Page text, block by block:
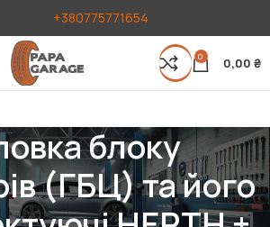
+380775771654
0 0,00 ₴
блоку
(ГБЦ) та його